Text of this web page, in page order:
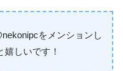
をメンションし
しいです！